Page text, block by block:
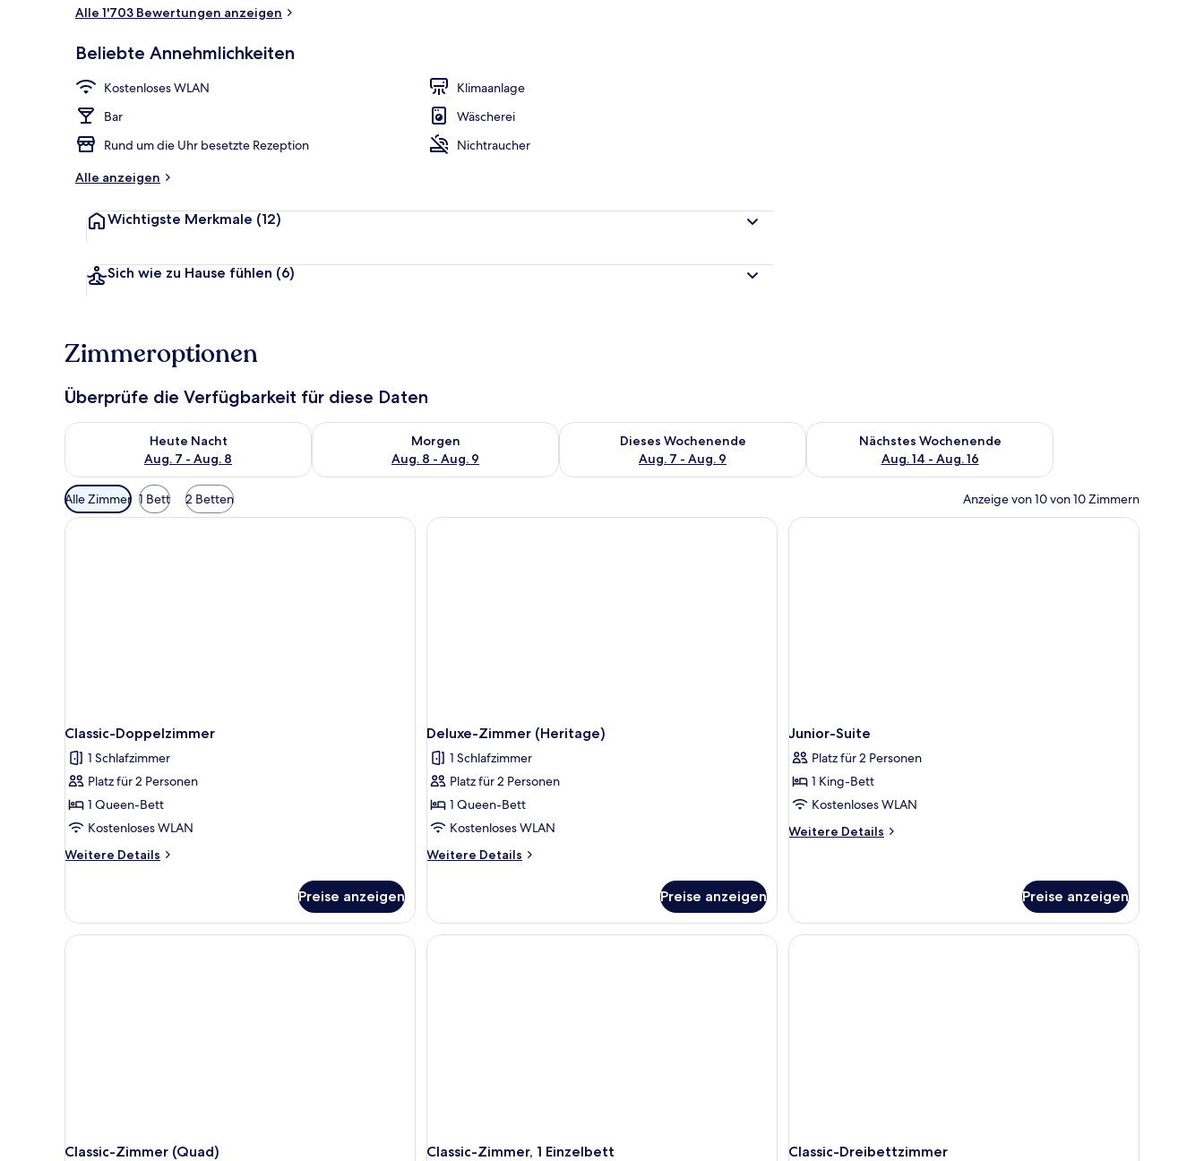
Alle 1'703 Bewertungen anzeigen
Beliebte Annehmlichkeiten
Kostenloses WLAN
Klimaanlage
Bar
Wäscherei
Rund um die Uhr besetzte Rezeption
Nichtraucher
Alle anzeigen
Wichtigste Merkmale (12)
Sich wie zu Hause fühlen (6)
Zimmeroptionen
Überprüfe die Verfügbarkeit für diese Daten
Heute Nacht
Aug. 7 - Aug. 8
Überprüfe die Verfügbarkeit für heute Nacht, Aug. 7 - Aug. 8.
Morgen
Aug. 8 - Aug. 9
Überprüfe die Verfügbarkeit für morgen, Aug. 8 - Aug. 9.
Dieses Wochenende
Aug. 7 - Aug. 9
Überprüfe die Verfügbarkeit für dieses Wochenende, Aug. 7 - Aug. 9.
Nächstes Wochenende
Aug. 14 - Aug. 16
Überprüfe die Verfügbarkeit für nächstes Wochenende, Aug.
Verfügbare
Filter
für
Alle Zimmer 1 Bett 2 Betten Anzeige von 10 von 10 Zimmern
Classic-Doppelzimmer
1 Schlafzimmer
Platz für 2 Personen
1 Queen-Bett
Kostenloses WLAN
Weitere Details
Weitere
Doppelzimmer
Preise anzeigen
Deluxe-Zimmer (Heritage)
1 Schlafzimmer
Platz für 2 Personen
1 Queen-Bett
Kostenloses WLAN
Weitere Details
Weitere
Zimmer
(Heritage)
Preise anzeigen
Junior-Suite
Platz für 2 Personen
1 King-Bett
Kostenloses WLAN
Weitere Details
Weitere
Preise anzeigen
Classic-Zimmer (Quad) Classic-Zimmer, 1 Einzelbett Classic-Dreibettzimmer